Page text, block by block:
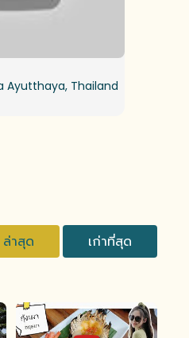
Ayutthaya, Thailand
ล่าสุด
เก่าที่สุด